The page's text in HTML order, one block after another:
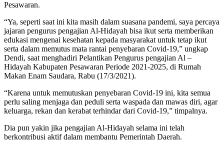
Pesawaran.
“Ya, seperti saat ini kita masih dalam suasana pandemi, saya percaya
jajaran pengurus pengajian Al-Hidayah bisa ikut serta memberikan
edukasi mengenai kesehatan kepada masyarakat untuk tetap ikut
serta dalam memutus mata rantai penyebaran Covid-19,” ungkap
Dendi, saat menghadiri Pelantikan Pengurus pengajian Al –
Hidayah Kabupaten Pesawaran Periode 2021-2025, di Rumah
Makan Enam Saudara, Rabu (17/3/2021).
“Karena untuk memutuskan penyebaran Covid-19 ini, kita semua
perlu saling menjaga dan peduli serta waspada dan mawas diri, agar
keluarga, rekan dan kerabat terhindar dari Covid-19,” timpalnya.
Dia pun yakin jika pengajian Al-Hidayah selama ini telah
berkontribusi aktif dalam membantu Pemerintah Daerah.